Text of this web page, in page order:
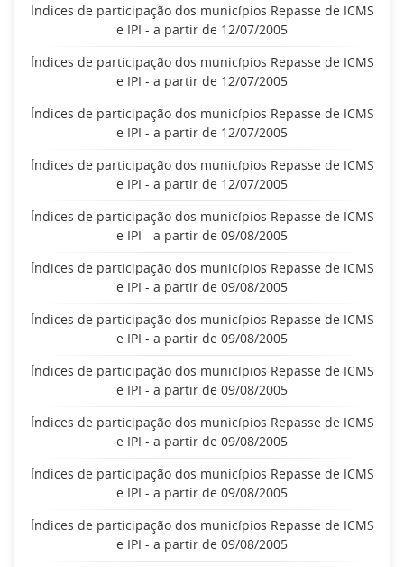
Índices de participação dos municípios Repasse de ICMS
e IPI - a partir de 12/07/2005
Índices de participação dos municípios Repasse de ICMS
e IPI - a partir de 12/07/2005
Índices de participação dos municípios Repasse de ICMS
e IPI - a partir de 12/07/2005
Índices de participação dos municípios Repasse de ICMS
e IPI - a partir de 12/07/2005
Índices de participação dos municípios Repasse de ICMS
e IPI - a partir de 09/08/2005
Índices de participação dos municípios Repasse de ICMS
e IPI - a partir de 09/08/2005
Índices de participação dos municípios Repasse de ICMS
e IPI - a partir de 09/08/2005
Índices de participação dos municípios Repasse de ICMS
e IPI - a partir de 09/08/2005
Índices de participação dos municípios Repasse de ICMS
e IPI - a partir de 09/08/2005
Índices de participação dos municípios Repasse de ICMS
e IPI - a partir de 09/08/2005
Índices de participação dos municípios Repasse de ICMS
e IPI - a partir de 09/08/2005